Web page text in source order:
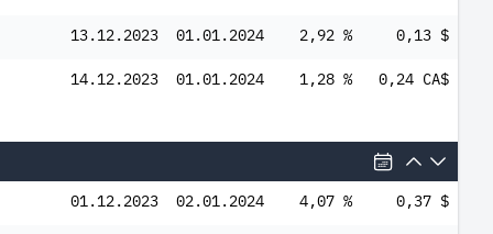
13.12.2023 01.01.2024 2,92 % 0,13 $
14.12.2023 01.01.2024 1,28 % 0,24 CA$
01.12.2023 02.01.2024 4,07 % 0,37 $